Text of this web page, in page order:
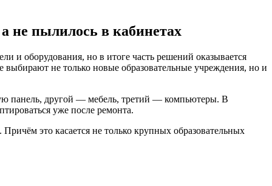
не пылилось в кабинетах
и оборудования, но в итоге часть решений оказывается
выбирают не только новые образовательные учреждения, но и
панель, другой — мебель, третий — компьютеры. В
уже после ремонта.
это касается не только крупных образовательных